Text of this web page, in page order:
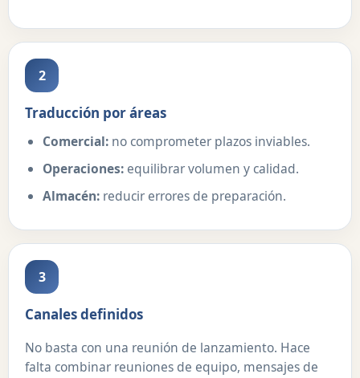
2
Traducción por áreas
Comercial: no comprometer plazos inviables.
Operaciones: equilibrar volumen y calidad.
Almacén: reducir errores de preparación.
3
Canales definidos
No basta con una reunión de lanzamiento. Hace
falta combinar reuniones de equipo, mensajes de